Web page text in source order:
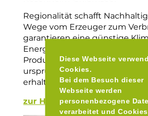
Diese Webseite
Cookies.
Bei dem Besuch dieser
Webseite werden
personenbezogene
verarbeitet und
Regionalität schafft
Wege vom Erzeuger zum
garantieren eine günstige
Energiebilanz. Außerdem
Produkte der Region gestützt
ursprüngliche regionale
erhalten.
zur Homepage